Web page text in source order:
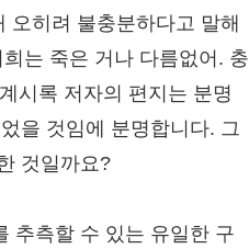
오히려 불충분하다고 말해
는 죽은 거나 다름없어. 충
시록 저자의 편지는 분명
을 것임에 분명합니다. 그
것일까요?
추측할 수 있는 유일한 구